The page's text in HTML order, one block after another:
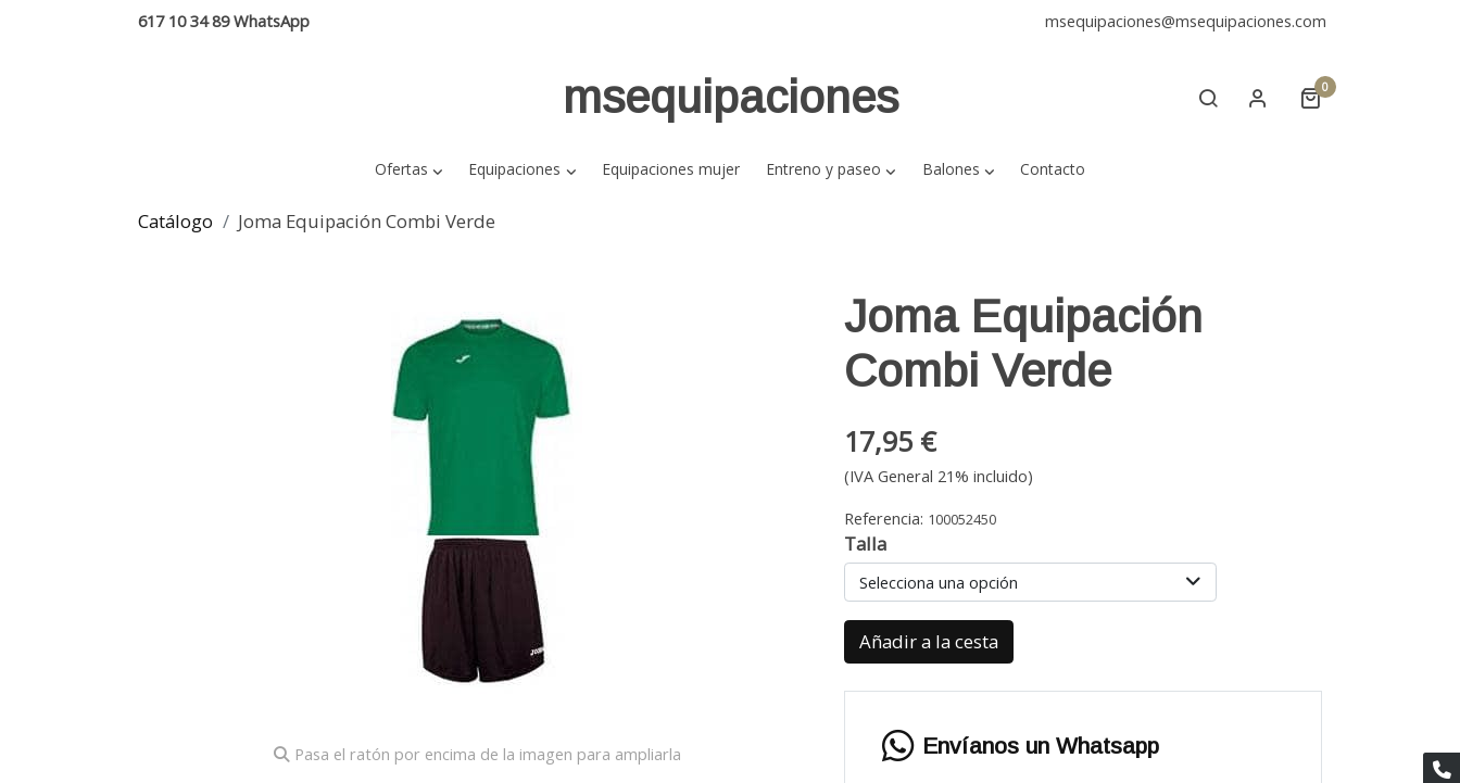
617 10 34 89 WhatsApp msequipaciones@msequipaciones.com
msequipaciones 0
Ofertas Equipaciones Equipaciones mujer Entreno y paseo Balones Contacto
Catálogo Joma Equipación Combi Verde
Pasa el ratón por encima de la imagen para ampliarla
Joma Equipación
Combi Verde
17,95 €
(IVA General 21% incluido)
Referencia: 100052450
Talla
Selecciona una opción
Añadir a la cesta
Envíanos un Whatsapp